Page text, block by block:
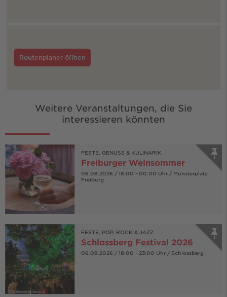
Routenplaner öffnen
Weitere Veranstaltungen, die Sie
interessieren könnten
FESTE, GENUSS & KULINARIK
Freiburger Weinsommer
06.08.2026 / 18:00 - 00:00 Uhr / Münsterplatz
Freiburg
© Schlossberg Festival
FESTE, POP, ROCK & JAZZ
Schlossberg Festival 2026
06.08.2026 / 18:00 - 23:00 Uhr / Schlossberg